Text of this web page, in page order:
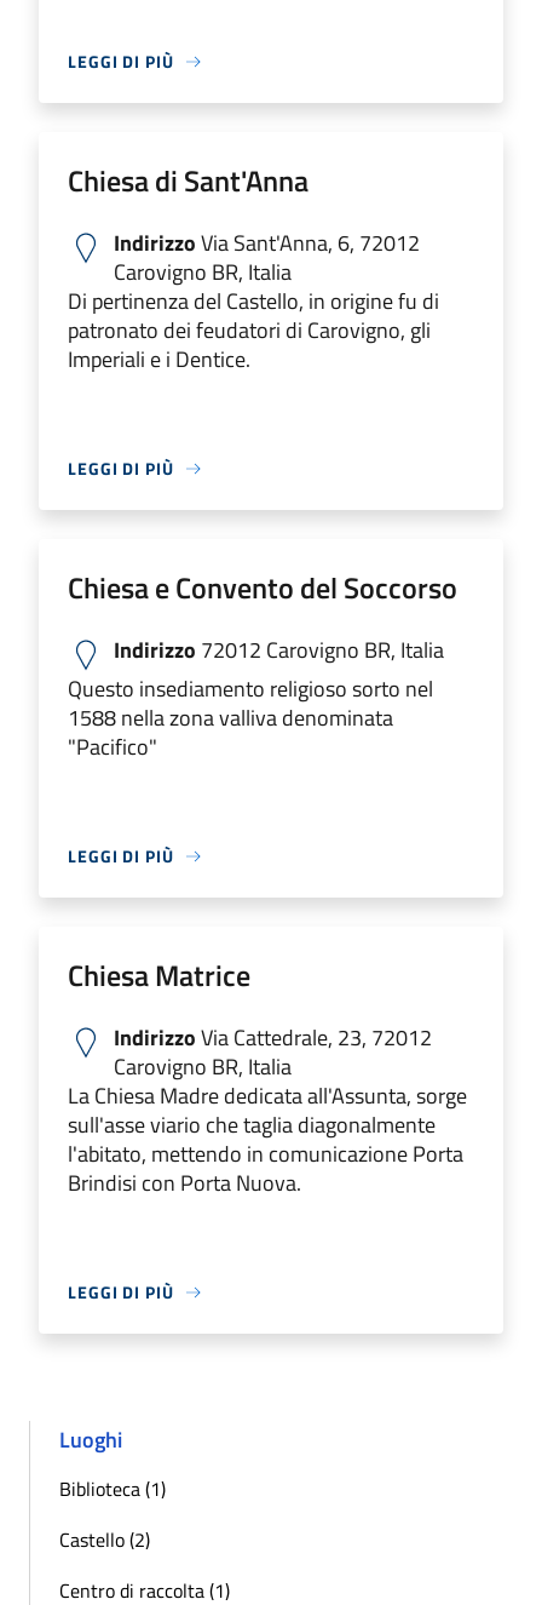
LEGGI DI PIÙ
Chiesa di Sant'Anna
IndirizzoVia Sant'Anna, 6, 72012
Carovigno BR, Italia
Di pertinenza del Castello, in origine fu di
patronato dei feudatori di Carovigno, gli
Imperiali e i Dentice.
LEGGI DI PIÙ
Chiesa e Convento del Soccorso
Indirizzo 72012 Carovigno BR, Italia
Questo insediamento religioso sorto nel
1588 nella zona valliva denominata
"Pacifico"
LEGGI DI PIÙ
Chiesa Matrice
IndirizzoVia Cattedrale, 23, 72012
Carovigno BR, Italia
La Chiesa Madre dedicata all'Assunta, sorge
sull'asse viario che taglia diagonalmente
l'abitato, mettendo in comunicazione Porta
Brindisi con Porta Nuova.
LEGGI DI PIÙ
Luoghi
Biblioteca (1)
Castello (2)
Centro di raccolta (1)